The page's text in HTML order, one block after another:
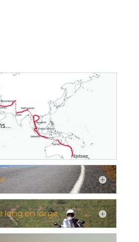
long en large